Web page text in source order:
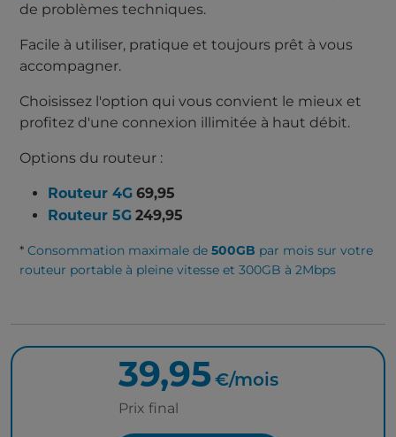
de problèmes techniques.
Facile à utiliser, pratique et toujours prêt à vous
accompagner.
Choisissez l'option qui vous convient le mieux et
profitez d'une connexion illimitée à haut débit.
Options du routeur :
Routeur 4G 69,95
Routeur 5G 249,95
* Consommation maximale de 500GB par mois sur votre
routeur portable à pleine vitesse et 300GB à 2Mbps
39,95 €/mois
Prix final